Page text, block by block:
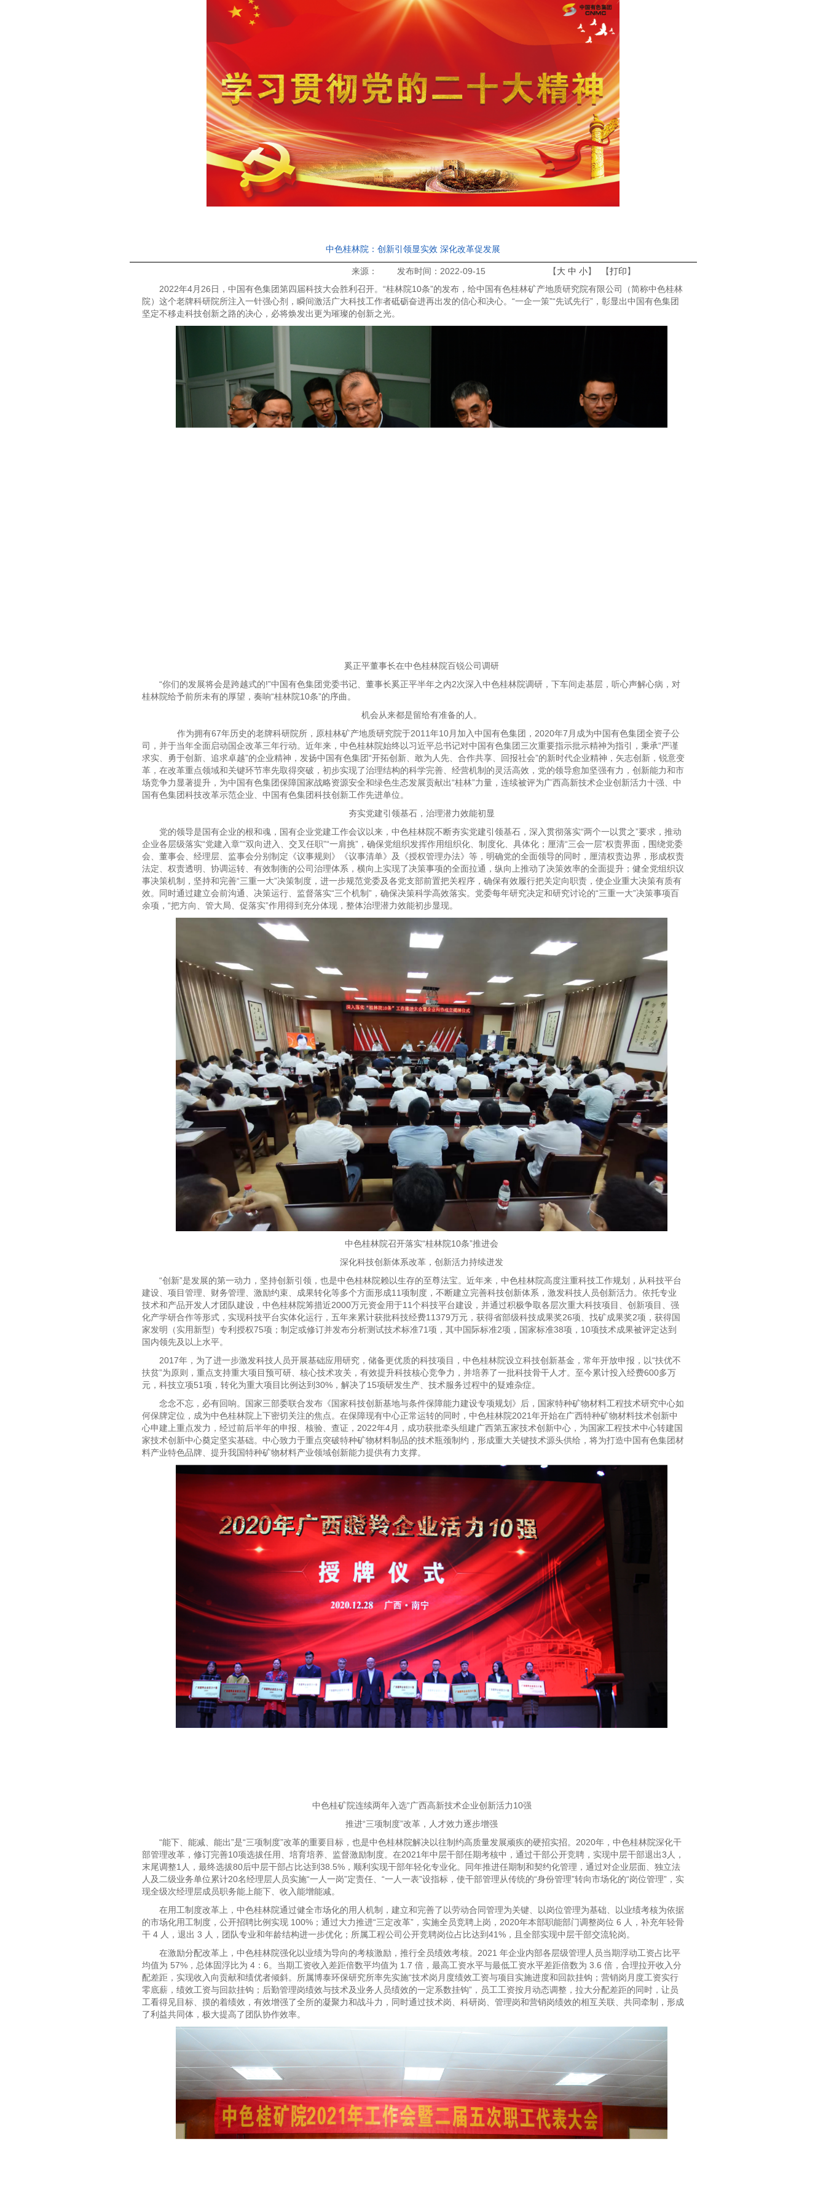
中色桂林院：创新引领显实效 深化改革促发展
来源： 发布时间：2022-09-15 【大 中 小】 【打印】
2022年4月26日，中国有色集团第四届科技大会胜利召开。“桂林院10条”的发布，给中国有色桂林矿产地质研究院有限公司（简称中色桂林
院）这个老牌科研院所注入一针强心剂，瞬间激活广大科技工作者砥砺奋进再出发的信心和决心。“一企一策”“先试先行”，彰显出中国有色集团
坚定不移走科技创新之路的决心，必将焕发出更为璀璨的创新之光。
奚正平董事长在中色桂林院百锐公司调研
“你们的发展将会是跨越式的!”中国有色集团党委书记、董事长奚正平半年之内2次深入中色桂林院调研，下车间走基层，听心声解心病，对
桂林院给予前所未有的厚望，奏响“桂林院10条”的序曲。
机会从来都是留给有准备的人。
作为拥有67年历史的老牌科研院所，原桂林矿产地质研究院于2011年10月加入中国有色集团，2020年7月成为中国有色集团全资子公
司，并于当年全面启动国企改革三年行动。近年来，中色桂林院始终以习近平总书记对中国有色集团三次重要指示批示精神为指引，秉承“严谨
求实、勇于创新、追求卓越”的企业精神，发扬中国有色集团“开拓创新、敢为人先、合作共享、回报社会”的新时代企业精神，矢志创新，锐意变
革，在改革重点领域和关键环节率先取得突破，初步实现了治理结构的科学完善、经营机制的灵活高效，党的领导愈加坚强有力，创新能力和市
场竞争力显著提升，为中国有色集团保障国家战略资源安全和绿色生态发展贡献出“桂林”力量，连续被评为广西高新技术企业创新活力十强、中
国有色集团科技改革示范企业、中国有色集团科技创新工作先进单位。
夯实党建引领基石，治理潜力效能初显
党的领导是国有企业的根和魂，国有企业党建工作会议以来，中色桂林院不断夯实党建引领基石，深入贯彻落实“两个一以贯之”要求，推动
企业各层级落实“党建入章”“双向进入、交叉任职”“一肩挑”，确保党组织发挥作用组织化、制度化、具体化；厘清“三会一层”权责界面，围绕党委
会、董事会、经理层、监事会分别制定《议事规则》《议事清单》及《授权管理办法》等，明确党的全面领导的同时，厘清权责边界，形成权责
法定、权责透明、协调运转、有效制衡的公司治理体系，横向上实现了决策事项的全面拉通，纵向上推动了决策效率的全面提升；健全党组织议
事决策机制，坚持和完善“三重一大”决策制度，进一步规范党委及各党支部前置把关程序，确保有效履行把关定向职责，使企业重大决策有质有
效。同时通过建立会前沟通、决策运行、监督落实“三个机制”，确保决策科学高效落实。党委每年研究决定和研究讨论的“三重一大”决策事项百
余项，“把方向、管大局、促落实”作用得到充分体现，整体治理潜力效能初步显现。
中色桂林院召开落实“桂林院10条”推进会
深化科技创新体系改革，创新活力持续迸发
“创新”是发展的第一动力，坚持创新引领，也是中色桂林院赖以生存的至尊法宝。近年来，中色桂林院高度注重科技工作规划，从科技平台
建设、项目管理、财务管理、激励约束、成果转化等多个方面形成11项制度，不断建立完善科技创新体系，激发科技人员创新活力。依托专业
技术和产品开发人才团队建设，中色桂林院筹措近2000万元资金用于11个科技平台建设，并通过积极争取各层次重大科技项目、创新项目、强
化产学研合作等形式，实现科技平台实体化运行，五年来累计获批科技经费11379万元，获得省部级科技成果奖26项、找矿成果奖2项，获得国
家发明（实用新型）专利授权75项；制定或修订并发布分析测试技术标准71项，其中国际标准2项，国家标准38项，10项技术成果被评定达到
国内领先及以上水平。
2017年，为了进一步激发科技人员开展基础应用研究，储备更优质的科技项目，中色桂林院设立科技创新基金，常年开放申报，以“扶优不
扶贫”为原则，重点支持重大项目预可研、核心技术攻关，有效提升科技核心竞争力，并培养了一批科技骨干人才。至今累计投入经费600多万
元，科技立项51项，转化为重大项目比例达到30%，解决了15项研发生产、技术服务过程中的疑难杂症。
念念不忘，必有回响。国家三部委联合发布《国家科技创新基地与条件保障能力建设专项规划》后，国家特种矿物材料工程技术研究中心如
何保牌定位，成为中色桂林院上下密切关注的焦点。在保障现有中心正常运转的同时，中色桂林院2021年开始在广西特种矿物材料技术创新中
心申建上重点发力，经过前后半年的申报、核验、查证，2022年4月，成功获批牵头组建广西第五家技术创新中心，为国家工程技术中心转建国
家技术创新中心奠定坚实基础。中心致力于重点突破特种矿物材料制品的技术瓶颈制约，形成重大关键技术源头供给，将为打造中国有色集团材
料产业特色品牌、提升我国特种矿物材料产业领域创新能力提供有力支撑。
中色桂矿院连续两年入选“广西高新技术企业创新活力10强
推进“三项制度”改革，人才效力逐步增强
“能下、能减、能出”是“三项制度”改革的重要目标，也是中色桂林院解决以往制约高质量发展顽疾的硬招实招。2020年，中色桂林院深化干
部管理改革，修订完善10项选拔任用、培育培养、监督激励制度。在2021年中层干部任期考核中，通过干部公开竞聘，实现中层干部退出3人，
末尾调整1人，最终选拔80后中层干部占比达到38.5%，顺利实现干部年轻化专业化。同年推进任期制和契约化管理，通过对企业层面、独立法
人及二级业务单位累计20名经理层人员实施“一人一岗”定责任、“一人一表”设指标，使干部管理从传统的“身份管理”转向市场化的“岗位管理”，实
现全级次经理层成员职务能上能下、收入能增能减。
在用工制度改革上，中色桂林院通过健全市场化的用人机制，建立和完善了以劳动合同管理为关键、以岗位管理为基础、以业绩考核为依据
的市场化用工制度，公开招聘比例实现 100%；通过大力推进“三定改革”，实施全员竞聘上岗，2020年本部职能部门调整岗位 6 人，补充年轻骨
干 4 人，退出 3 人，团队专业和年龄结构进一步优化；所属工程公司公开竞聘岗位占比达到41%，且全部实现中层干部交流轮岗。
在激励分配改革上，中色桂林院强化以业绩为导向的考核激励，推行全员绩效考核。2021 年企业内部各层级管理人员当期浮动工资占比平
均值为 57%，总体固浮比为 4：6。当期工资收入差距倍数平均值为 1.7 倍，最高工资水平与最低工资水平差距倍数为 3.6 倍，合理拉开收入分
配差距，实现收入向贡献和绩优者倾斜。所属博泰环保研究所率先实施“技术岗月度绩效工资与项目实施进度和回款挂钩；营销岗月度工资实行
零底薪，绩效工资与回款挂钩；后勤管理岗绩效与技术及业务人员绩效的一定系数挂钩”，员工工资按月动态调整，拉大分配差距的同时，让员
工看得见目标、摸的着绩效，有效增强了全所的凝聚力和战斗力，同时通过技术岗、科研岗、管理岗和营销岗绩效的相互关联、共同牵制，形成
了利益共同体，极大提高了团队协作效率。